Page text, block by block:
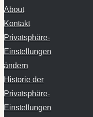
About
Kontakt
Privatsphäre-
Einstellungen
ändern
Historie der
Privatsphäre-
Einstellungen